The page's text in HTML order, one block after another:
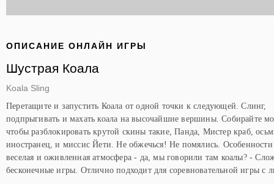
ОПИСАНИЕ ОНЛАЙН ИГРЫ
Шустрая Коала
Koala Sling
Перетащите и запустить Коала от одной точки к следующей. Слинг,
подпрыгивать и махать коала на высочайшие вершины. Собирайте
чтобы разблокировать крутой скины такие, Панда, Мистер краб,
иностранец, и миссис Йети. Не обжечься! Не помялись.
веселая и оживленная атмосфера - да, мы говорили там коалы? -
бесконечные игры. Отлично подходит для соревновательной игры с